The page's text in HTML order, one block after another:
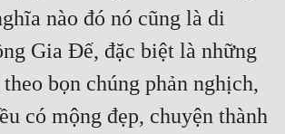
nào đó nó cũng là di
Gia Đế, đặc biệt là những
bọn chúng phản nghịch,
có mộng đẹp, chuyện thành